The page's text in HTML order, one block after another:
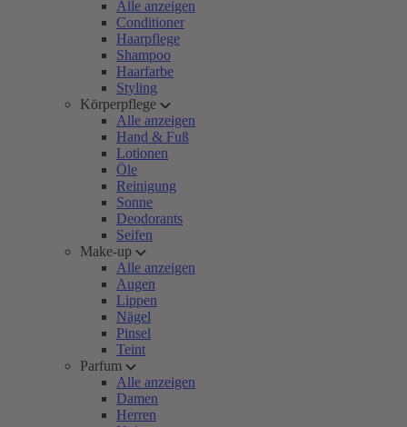
Alle anzeigen
Conditioner
Haarpflege
Shampoo
Haarfarbe
Styling
Körperpflege
Alle anzeigen
Hand & Fuß
Lotionen
Öle
Reinigung
Sonne
Deodorants
Seifen
Make-up
Alle anzeigen
Augen
Lippen
Nägel
Pinsel
Teint
Parfum
Alle anzeigen
Damen
Herren